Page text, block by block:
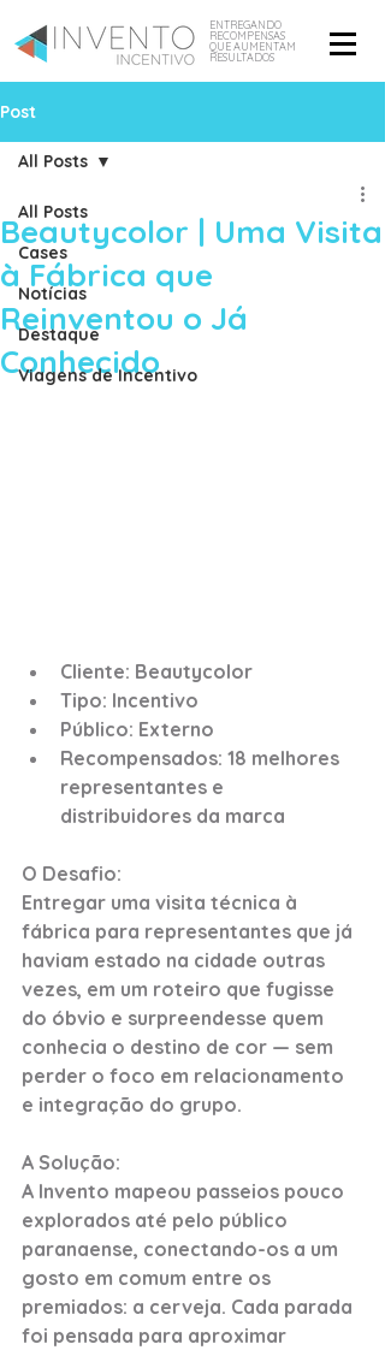
ENTREGANDO
RECOMPENSAS
QUE AUMENTAM
RESULTADOS
Post
All Posts
Cases
Notícias
Destaque
Viagens de Incentivo
All Posts
Beautycolor | Uma Visita
à Fábrica que
Reinventou o Já
Conhecido
Cliente: Beautycolor
Tipo: Incentivo
Público: Externo
Recompensados: 18 melhores
representantes e
distribuidores da marca
O Desafio:
Entregar uma visita técnica à
fábrica para representantes que já
haviam estado na cidade outras
vezes, em um roteiro que fugisse
do óbvio e surpreendesse quem
conhecia o destino de cor — sem
perder o foco em relacionamento
e integração do grupo.
A Solução:
A Invento mapeou passeios pouco
explorados até pelo público
paranaense, conectando-os a um
gosto em comum entre os
premiados: a cerveja. Cada parada
foi pensada para aproximar